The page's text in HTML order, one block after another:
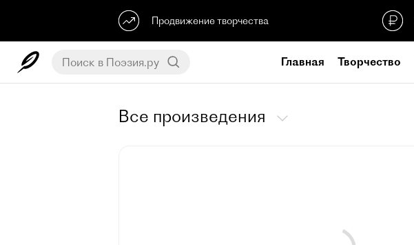
Продвижение творчества
Главная Творчество
Все произведения